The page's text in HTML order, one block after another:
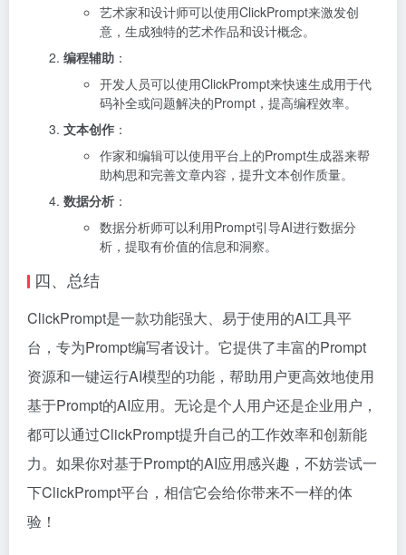
艺术家和设计师可以使用ClickPrompt来激发创
意，生成独特的艺术作品和设计概念。
编程辅助 ：
开发人员可以使用ClickPrompt来快速生成用于代
码补全或问题解决的Prompt，提高编程效率。
文本创作 ：
作家和编辑可以使用平台上的Prompt生成器来帮
助构思和完善文章内容，提升文本创作质量。
数据分析 ：
数据分析师可以利用Prompt引导AI进行数据分
析，提取有价值的信息和洞察。
四、总结
ClickPrompt是一款功能强大、易于使用的AI工具平
台，专为Prompt编写者设计。它提供了丰富的Prompt
资源和一键运行AI模型的功能，帮助用户更高效地使用
基于Prompt的AI应用。无论是个人用户还是企业用户，
都可以通过ClickPrompt提升自己的工作效率和创新能
力。如果你对基于Prompt的AI应用感兴趣，不妨尝试一
下ClickPrompt平台，相信它会给你带来不一样的体
验！